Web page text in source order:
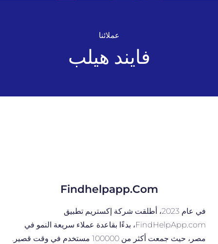
عملائنا
فايند هيلب
Findhelpapp.com
في عام 2023، أطلقت شركة إكستريم تطبيق
FindHelpApp.com، بدءًا بقاعدة عملاء سريعة النمو في
مصر، حيث جمعت أكثر من 100000 مستخدم في وقت قصير.